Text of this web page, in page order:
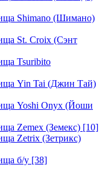
Shimano (Шимано)
St. Croix (Сэнт
Tsuribito
Yin Tai (Джин Тай)
Yoshi Onyx (Йоши
Zemex (Земекс) [10]
Zetrix (Зетрикс)
б/у [38]